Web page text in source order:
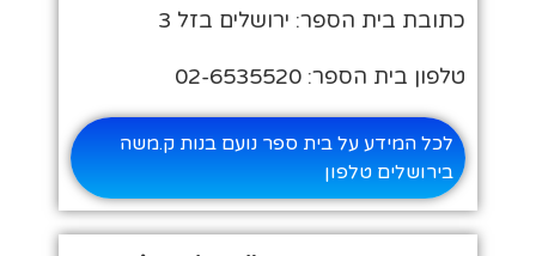
כתובת בית הספר: ירושלים בזל 3
טלפון בית הספר: 02-6535520
לכל המידע על בית ספר נועם בנות ק.משה
בירושלים טלפון